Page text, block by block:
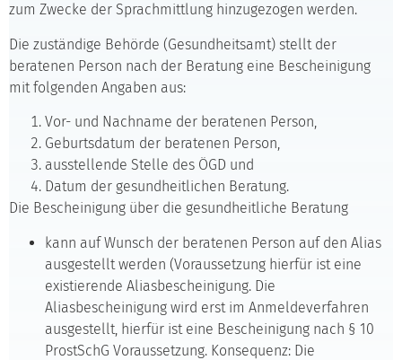
zum Zwecke der Sprachmittlung hinzugezogen werden.
Die zuständige Behörde (Gesundheitsamt) stellt der
beratenen Person nach der Beratung eine Bescheinigung
mit folgenden Angaben aus:
Vor- und Nachname der beratenen Person,
Geburtsdatum der beratenen Person,
ausstellende Stelle des ÖGD und
Datum der gesundheitlichen Beratung.
Die Bescheinigung über die gesundheitliche Beratung
kann auf Wunsch der beratenen Person auf den Alias
ausgestellt werden (Voraussetzung hierfür ist eine
existierende Aliasbescheinigung. Die
Aliasbescheinigung wird erst im Anmeldeverfahren
ausgestellt, hierfür ist eine Bescheinigung nach § 10
ProstSchG Voraussetzung. Konsequenz: Die